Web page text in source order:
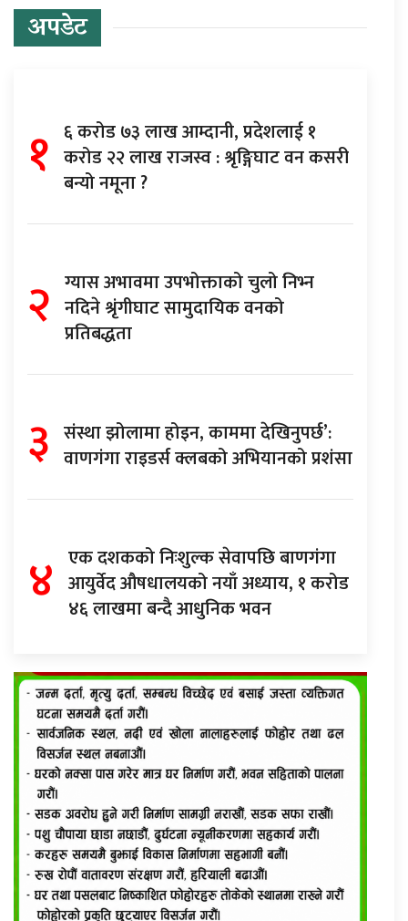
अपडेट
१ ६ करोड ७३ लाख आम्दानी, प्रदेशलाई १
करोड २२ लाख राजस्व : श्रृङ्गिघाट वन कसरी
बन्यो नमूना ?
२ ग्यास अभावमा उपभोक्ताको चुलो निभ्न
नदिने श्रृंगीघाट सामुदायिक वनको
प्रतिबद्धता
३ संस्था झोलामा होइन, काममा देखिनुपर्छ’:
वाणगंगा राइडर्स क्लबको अभियानको प्रशंसा
४ एक दशकको निःशुल्क सेवापछि बाणगंगा
आयुर्वेद औषधालयको नयाँ अध्याय, १ करोड
४६ लाखमा बन्दै आधुनिक भवन